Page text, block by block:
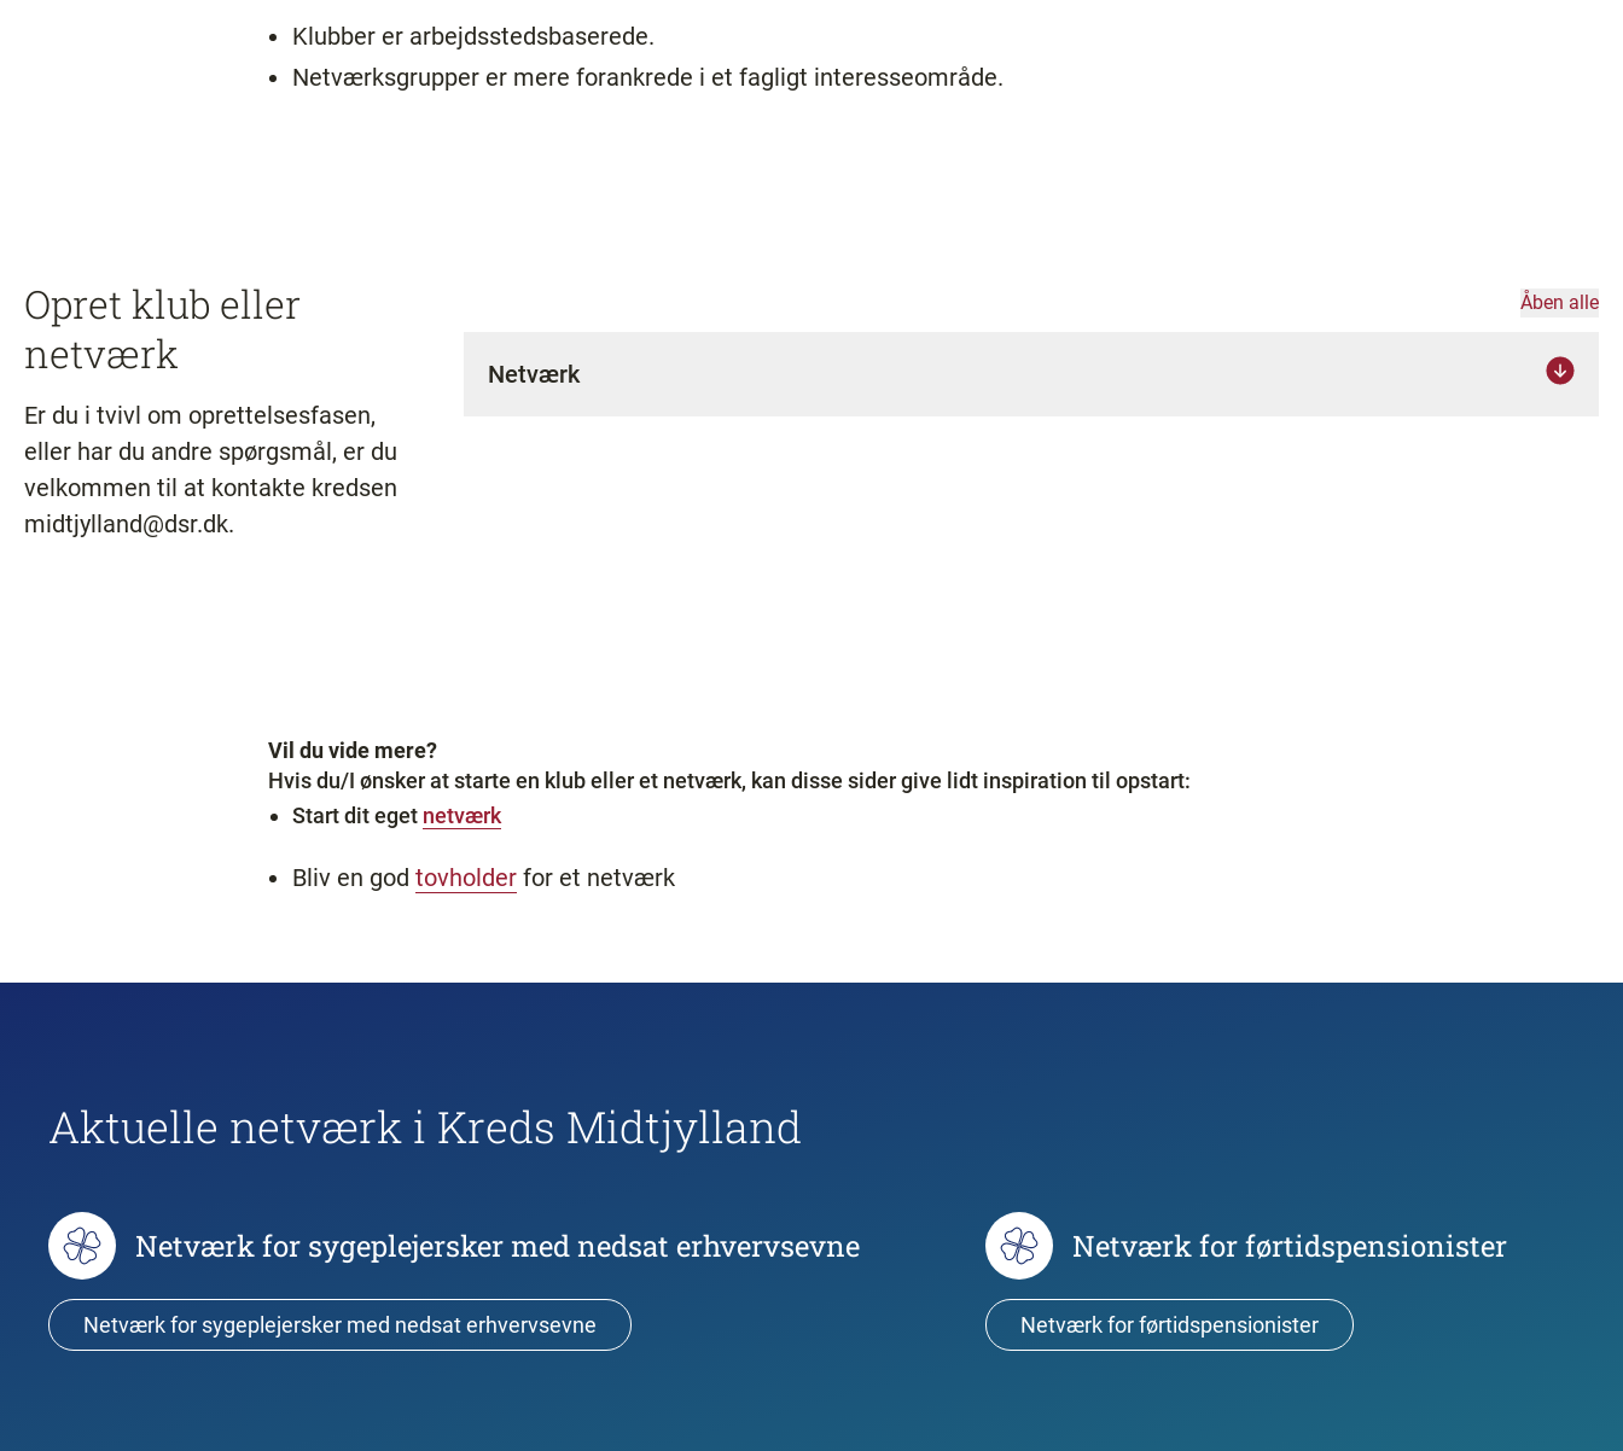
Klubber er arbejdsstedsbaserede.
Netværksgrupper er mere forankrede i et fagligt interesseområde.
Opret klub eller
netværk
Er du i tvivl om oprettelsesfasen,
eller har du andre spørgsmål, er du
velkommen til at kontakte kredsen
midtjylland@dsr.dk.
Åben alle
Netværk
Vil du vide mere?
Hvis du/I ønsker at starte en klub eller et netværk, kan disse sider give lidt inspiration til opstart:
Start dit eget netværk
Bliv en god tovholder for et netværk
Aktuelle netværk i Kreds Midtjylland
Netværk for sygeplejersker med nedsat erhvervsevne
​Netværk for sygeplejersker med nedsat erhvervsevne
Netværk for førtidspensionister
Netværk for førtidspensionister